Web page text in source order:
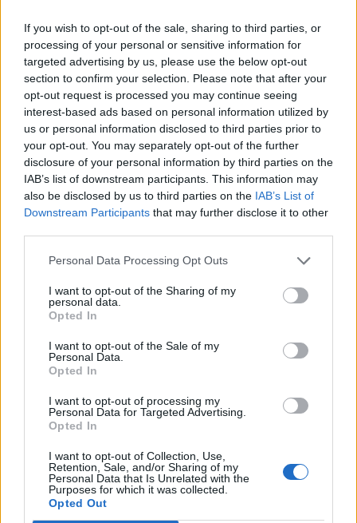
If you wish to opt-out of the sale, sharing to third parties, or
processing of your personal or sensitive information for
targeted advertising by us, please use the below opt-out
section to confirm your selection. Please note that after your
opt-out request is processed you may continue seeing
interest-based ads based on personal information utilized by
us or personal information disclosed to third parties prior to
your opt-out. You may separately opt-out of the further
disclosure of your personal information by third parties on the
IAB’s list of downstream participants. This information may
also be disclosed by us to third parties on the IAB’s List of
Downstream Participants that may further disclose it to other
Personal Data Processing Opt Outs
I want to opt-out of the Sharing of my
personal data.
Opted In
I want to opt-out of the Sale of my
Personal Data.
Opted In
I want to opt-out of processing my
Personal Data for Targeted Advertising.
Opted In
I want to opt-out of Collection, Use,
Retention, Sale, and/or Sharing of my
Personal Data that Is Unrelated with the
Purposes for which it was collected.
Opted Out
cambiare la squadra e i giocatori si fanno trovare pronti. E'
solo una buona partita, una buona prestazione contro una
grande squadra. Mancano ancora 10 giorni alla Champions, ora
testa all'Empoli, abbiamo buttato via troppe occasioni.
Avremo tempo di pensare alla Champions, sarà importante la
condizione dei giocatori per le scelte che faremo, adesso la
testa ad Empoli. La prestazione di oggi ci darà fiducia, ma in
Champions saranno due partite da dentro o fuori, giocate con
intensità, simo stati bravi a sfruttare le nostre occasioni.
Dobbiamo insistere, saranno due partite in Champions da
affrontare con la stessa mentalità, è questo l'aspetto che mi
ha soddisfatto di più della squadra. Il mese di gennaio ci ha
tolto certezze e sicurezze, anche la squadra nostra che
veniva da un campionato vinto ci siamo un po' disuniti, ma solo
fatto di essere andati avanti in Champions ci ha tolto un po' di
energie in campionato, qualche difficoltà l'abbiamo avuta, ora
conta solo il finale di stagione. Leao? Non è mai andato via, ha
fatto due gol, uno da punta centrale, un altro partendo largo,
questi ragazzi giovani assimilano tanto e poi vengono fuori,
diventerà un campione perchè ha un potenziale incredbile ed
è un ragazzo intelligente".